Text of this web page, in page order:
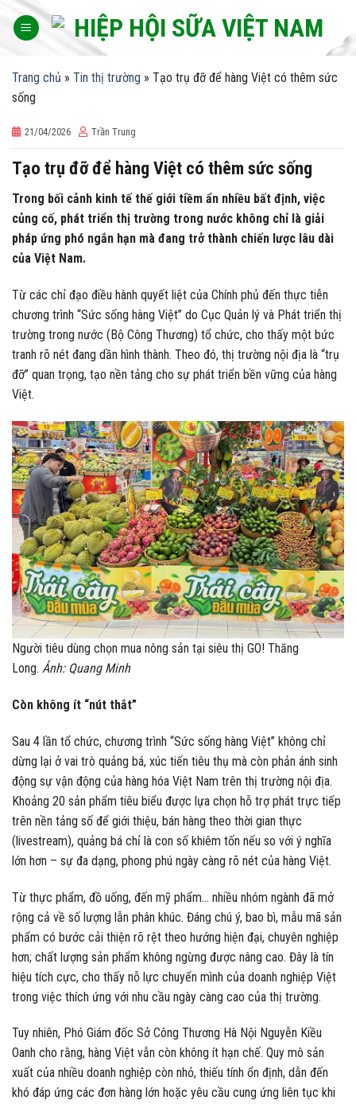
Trang chủ » Tin thị trường » Tạo trụ đỡ để hàng Việt có thêm sức
sống
21/04/2026 Trần Trung
Tạo trụ đỡ để hàng Việt có thêm sức sống
Trong bối cảnh kinh tế thế giới tiềm ẩn nhiều bất định, việc
củng cố, phát triển thị trường trong nước không chỉ là giải
pháp ứng phó ngắn hạn mà đang trở thành chiến lược lâu dài
của Việt Nam.
Từ các chỉ đạo điều hành quyết liệt của Chính phủ đến thực tiễn
chương trình “Sức sống hàng Việt” do Cục Quản lý và Phát triển thị
trường trong nước (Bộ Công Thương) tổ chức, cho thấy một bức
tranh rõ nét đang dần hình thành. Theo đó, thị trường nội địa là “trụ
đỡ” quan trọng, tạo nền tảng cho sự phát triển bền vững của hàng
Việt.
Người tiêu dùng chọn mua nông sản tại siêu thị GO! Thăng
Long. Ảnh: Quang Minh
Còn không ít “nút thắt”
Sau 4 lần tổ chức, chương trình “Sức sống hàng Việt” không chỉ
dừng lại ở vai trò quảng bá, xúc tiến tiêu thụ mà còn phản ánh sinh
động sự vận động của hàng hóa Việt Nam trên thị trường nội địa.
Khoảng 20 sản phẩm tiêu biểu được lựa chọn hỗ trợ phát trực tiếp
trên nền tảng số để giới thiệu, bán hàng theo thời gian thực
(livestream), quảng bá chỉ là con số khiêm tốn nếu so với ý nghĩa
lớn hơn – sự đa dạng, phong phú ngày càng rõ nét của hàng Việt.
Từ thực phẩm, đồ uống, đến mỹ phẩm… nhiều nhóm ngành đã mở
rộng cả về số lượng lẫn phân khúc. Đáng chú ý, bao bì, mẫu mã sản
phẩm có bước cải thiện rõ rệt theo hướng hiện đại, chuyên nghiệp
hơn; chất lượng sản phẩm không ngừng được nâng cao. Đây là tín
hiệu tích cực, cho thấy nỗ lực chuyển mình của doanh nghiệp Việt
trong việc thích ứng với nhu cầu ngày càng cao của thị trường.
Tuy nhiên, Phó Giám đốc Sở Công Thương Hà Nội Nguyễn Kiều
Oanh cho rằng, hàng Việt vẫn còn không ít hạn chế. Quy mô sản
xuất của nhiều doanh nghiệp còn nhỏ, thiếu tính ổn định, dẫn đến
khó đáp ứng các đơn hàng lớn hoặc yêu cầu cung ứng liên tục khi